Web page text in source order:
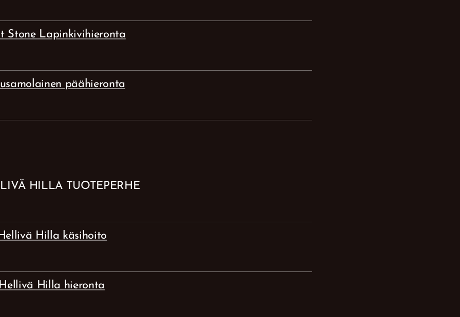
Stone Lapinkivihieronta
päähieronta
HILLA TUOTEPERHE
Hilla käsihoito
Hilla hieronta